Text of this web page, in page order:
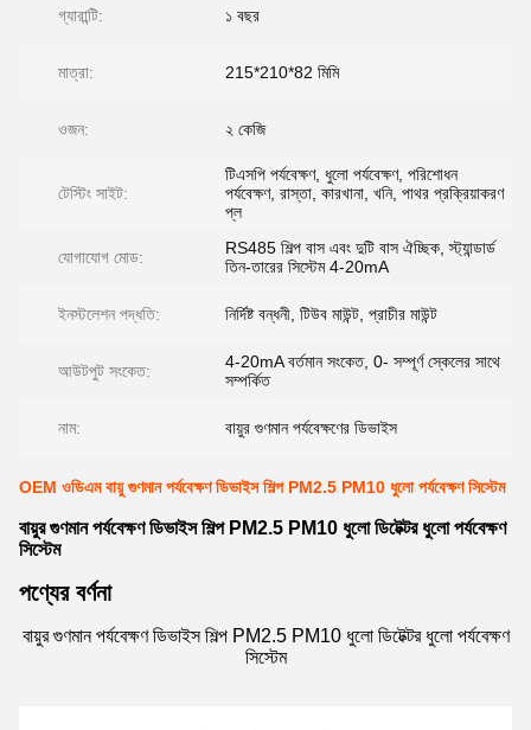
গ্যারান্টি: ১ বছর
মাত্রা: 215*210*82 মিমি
ওজন: ২ কেজি
টেস্টিং সাইট:
টিএসপি পর্যবেক্ষণ, ধুলো পর্যবেক্ষণ, পরিশোধন
পর্যবেক্ষণ, রাস্তা, কারখানা, খনি, পাথর প্রক্রিয়াকরণ
প্ল
যোগাযোগ মোড:
RS485 শিল্প বাস এবং দুটি বাস ঐচ্ছিক, স্ট্যান্ডার্ড
তিন-তারের সিস্টেম 4-20mA
ইনস্টলেশন পদ্ধতি: নির্দিষ্ট বন্ধনী, টিউব মাউন্ট, প্রাচীর মাউন্ট
আউটপুট সংকেত:
4-20mA বর্তমান সংকেত, 0- সম্পূর্ণ স্কেলের সাথে
সম্পর্কিত
নাম: বায়ুর গুণমান পর্যবেক্ষণের ডিভাইস
OEM ওডিএম বায়ু গুণমান পর্যবেক্ষণ ডিভাইস শিল্প PM2.5 PM10 ধুলো পর্যবেক্ষণ সিস্টেম
বায়ুর গুণমান পর্যবেক্ষণ ডিভাইস শিল্প PM2.5 PM10 ধুলো ডিটেক্টর ধুলো পর্যবেক্ষণ
সিস্টেম
পণ্যের বর্ণনা
বায়ুর গুণমান পর্যবেক্ষণ ডিভাইস শিল্প PM2.5 PM10 ধুলো ডিটেক্টর ধুলো পর্যবেক্ষণ
সিস্টেম